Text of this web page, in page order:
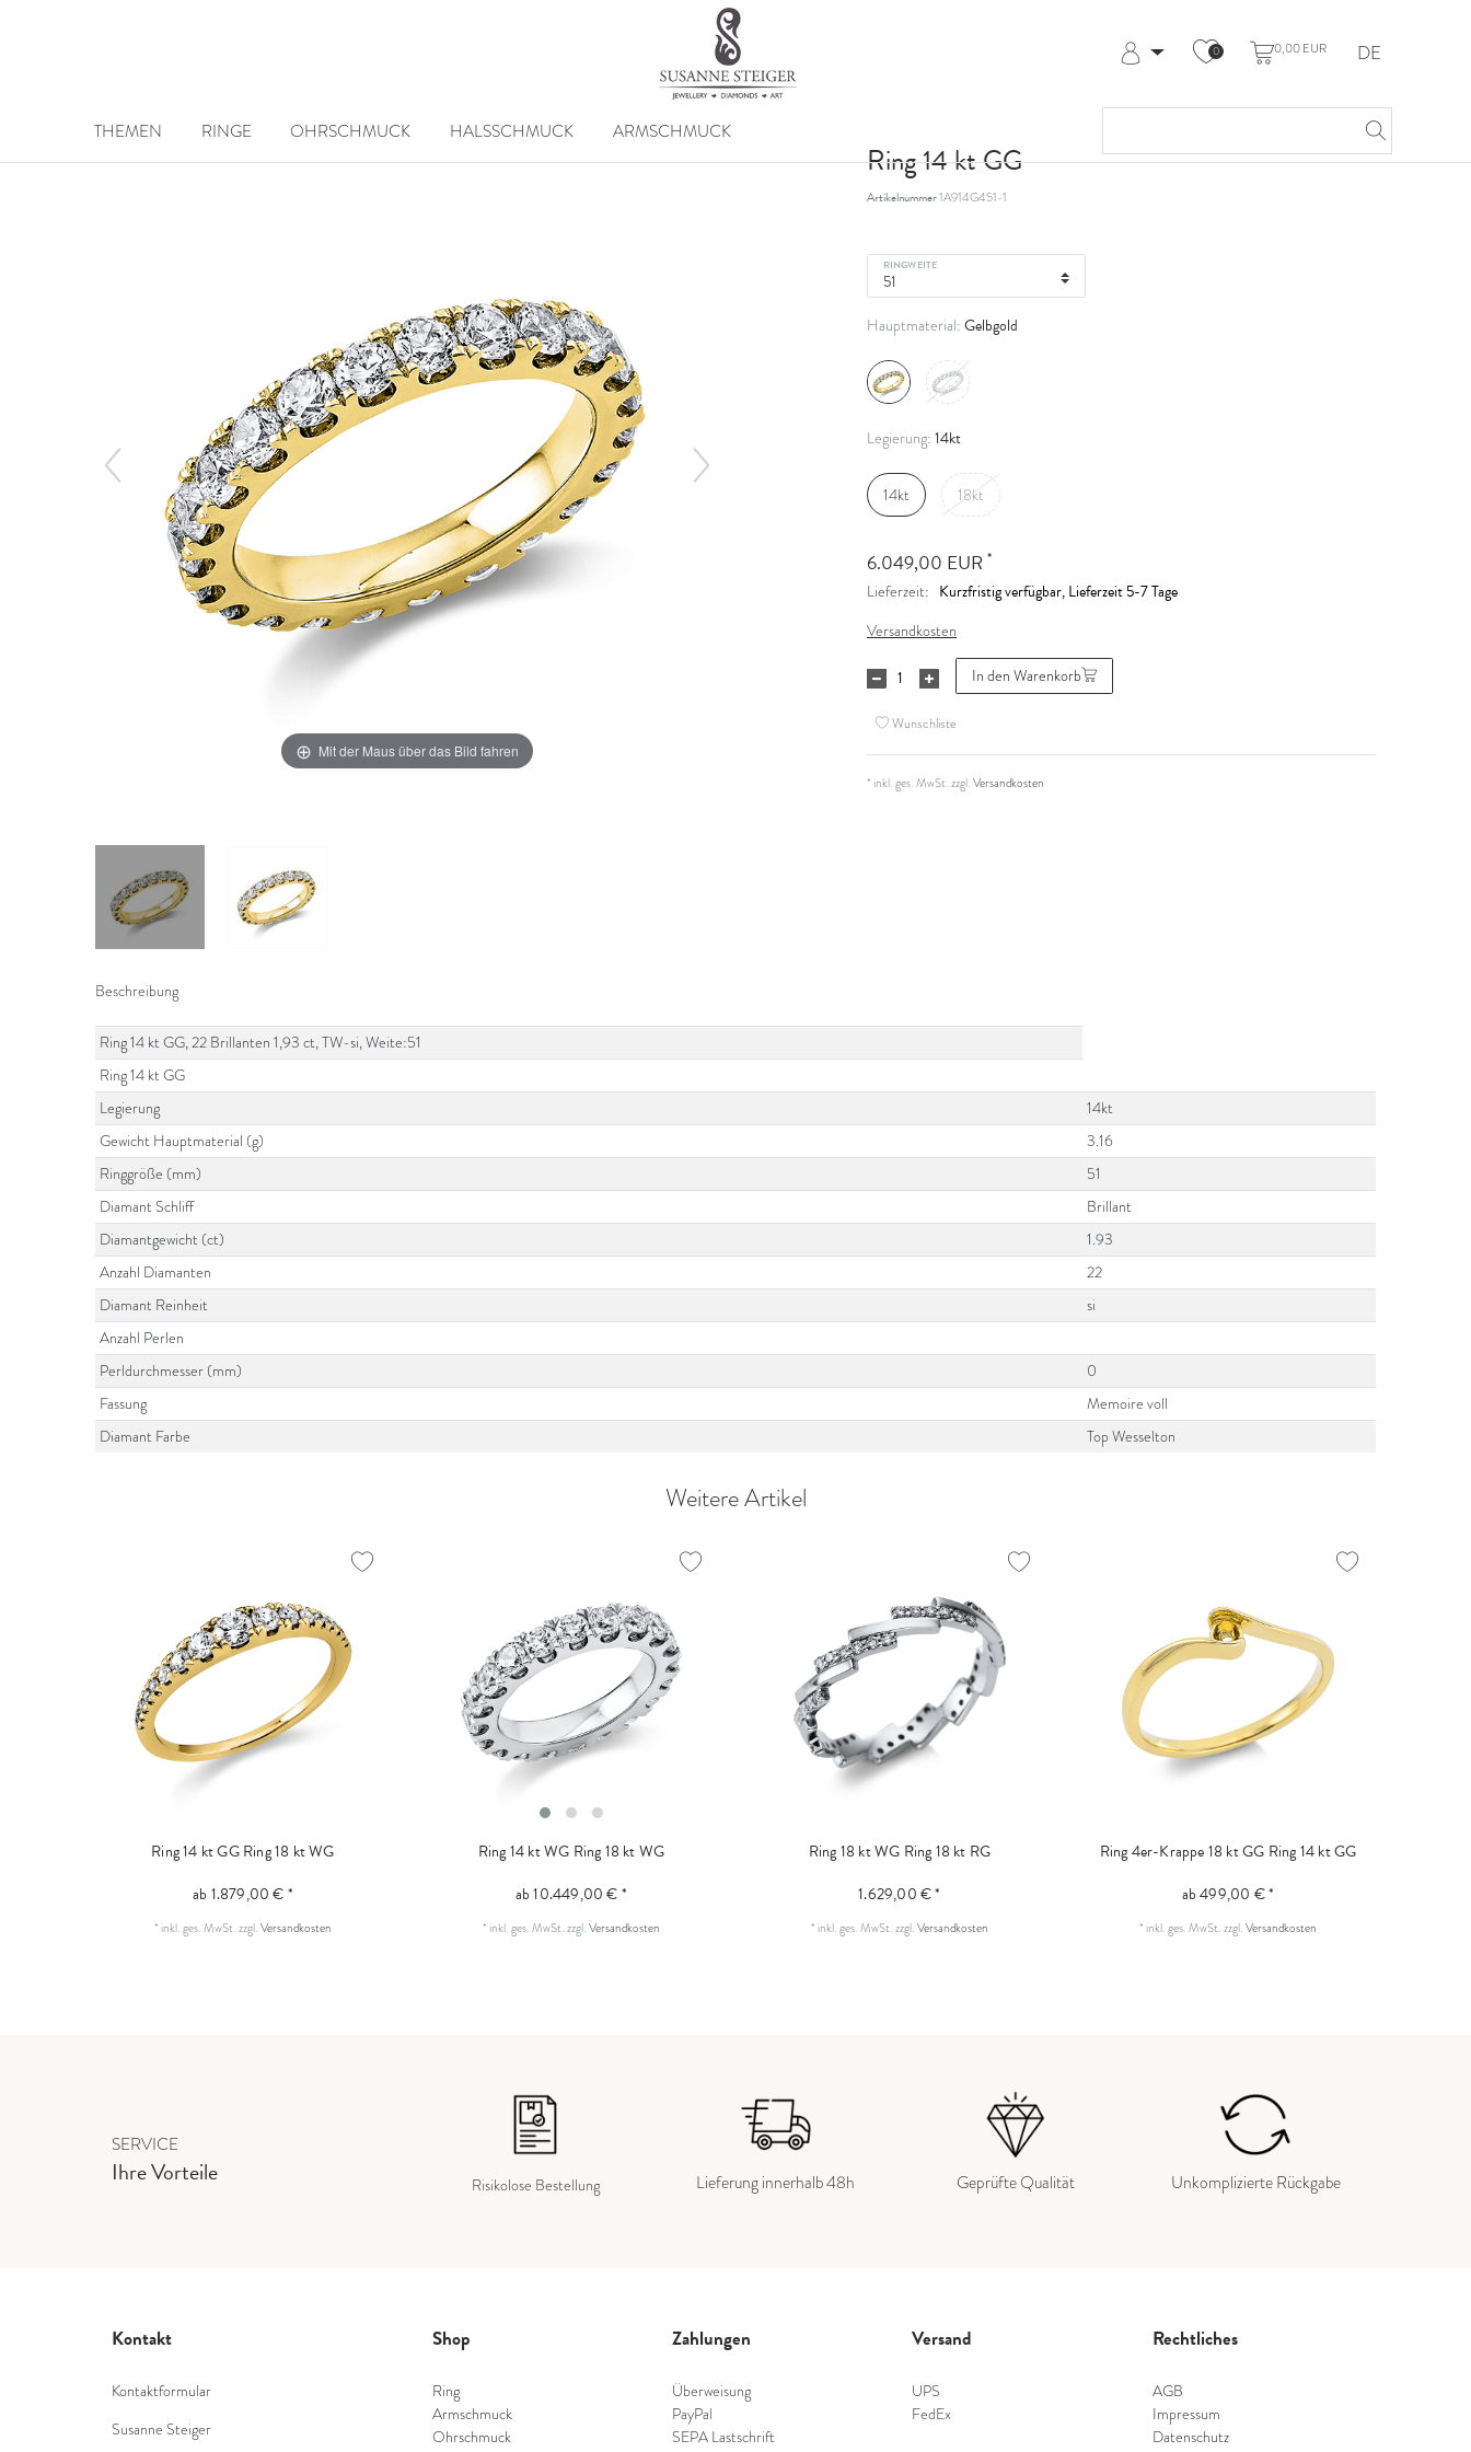
Registrieren
Hilfe & Kontakt
0 0,00 EUR DE
THEMEN RINGE OHRSCHMUCK HALSSCHMUCK ARMSCHMUCK
Mit der Maus über das Bild fahren
Ring 14 kt GG
Artikelnummer1A914G451-1
RINGWEITE
Hauptmaterial: Gelbgold
Legierung: 14kt
14kt 18kt
6.049,00 EUR *
Lieferzeit: Kurzfristig verfügbar, Lieferzeit 5-7 Tage
Versandkosten
In den Warenkorb
Wunschliste
* inkl. ges. MwSt. zzgl.Versandkosten
Beschreibung
Ring 14 kt GG, 22 Brillanten 1,93 ct, TW-si, Weite:51
Ring 14 kt GG
Legierung
14kt
Gewicht Hauptmaterial (g)
3.16
Ringgröße (mm)
51
Diamant Schliff
Brillant
Diamantgewicht (ct)
1.93
Anzahl Diamanten
22
Diamant Reinheit
si
Anzahl Perlen
Perldurchmesser (mm)
0
Fassung
Memoire voll
Diamant Farbe
Top Wesselton
Weitere Artikel
Ring 14 kt GGRing 18 kt WG
ab 1.879,00 € *
* inkl. ges. MwSt.zzgl.Versandkosten
Ring 14 kt WG Ring 18 kt WG
ab 10.449,00 € *
* inkl. ges. MwSt.zzgl.Versandkosten
Ring 18 kt WG Ring 18 kt RG
1.629,00 € *
* inkl. ges. MwSt.zzgl.Versandkosten
Ring 4er-Krappe 18 kt GG Ring 14 kt GG
ab 499,00 € *
* inkl. ges. MwSt.zzgl.Versandkosten
SERVICE
Ihre Vorteile Risikolose Bestellung Lieferung innerhalb 48h Geprüfte Qualität Unkomplizierte Rückgabe
Kontakt
Kontaktformular
Susanne Steiger
Shop
Ring
Armschmuck
Ohrschmuck
Zahlungen
Überweisung
PayPal
SEPA Lastschrift
Versand
UPS
FedEx
Rechtliches
AGB
Impressum
Datenschutz